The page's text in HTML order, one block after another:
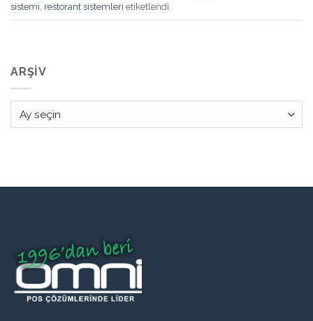
sistemi restorant sistemleri etiketlendi
ARŞIV
Arşiv